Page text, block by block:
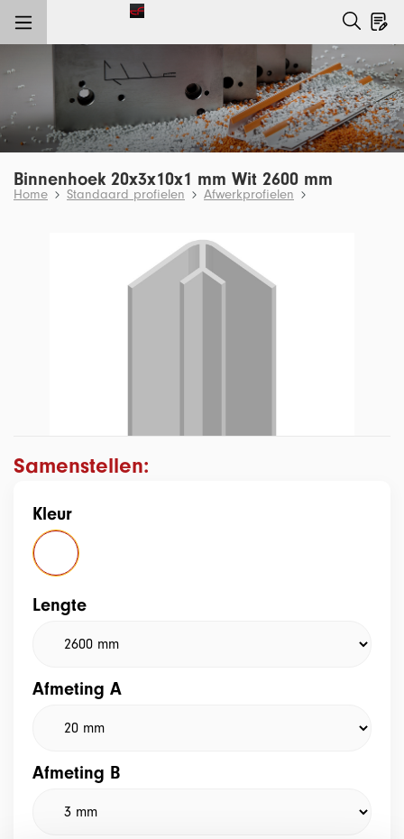
Binnenhoek 20x3x10x1 mm Wit 2600 mm
Home Standaard profielen Afwerkprofielen
Samenstellen:
Kleur
Lengte
Afmeting A
Afmeting B